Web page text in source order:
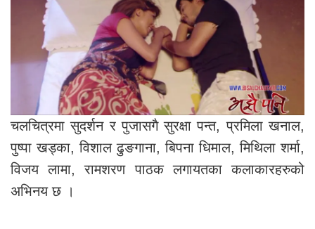
चलचित्रमा सुदर्शन र पुजासगै सुरक्षा पन्त, प्रमिला खनाल,
पुष्पा खड्का, विशाल ढुङगाना, बिपना धिमाल, मिथिला शर्मा,
विजय लामा, रामशरण पाठक लगायतका कलाकारहरुको
अभिनय छ ।